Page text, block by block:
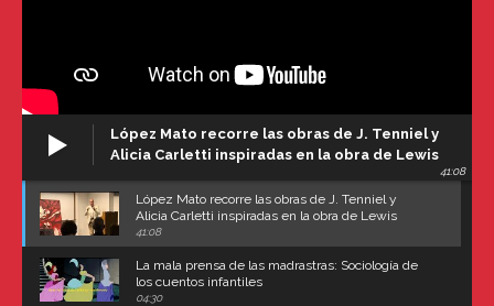
López Mato recorre las obras de J. Tenniel y
Alicia Carletti inspiradas en la obra de Lewis
41:08
López Mato recorre las obras de J. Tenniel y
Alicia Carletti inspiradas en la obra de Lewis
Carroll
41:08
La mala prensa de las madrastras: Sociología de
los cuentos infantiles
04:30